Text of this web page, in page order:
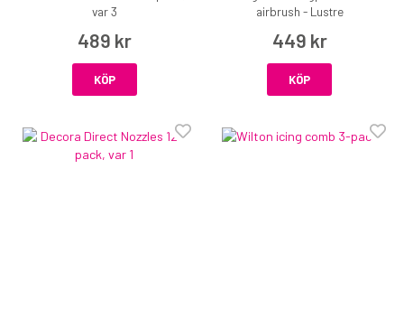
var 3
489 kr
KÖP
airbrush - Lustre
449 kr
KÖP